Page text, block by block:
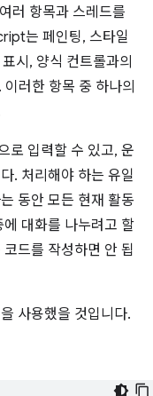
러 항목과 스레드를
는 페인팅, 스타일
시, 양식 컨트롤과의
러한 항목 중 하나의
로 입력할 수 있고, 운
. 처리해야 하는 유일
동안 모든 현재 활동
대화를 나누려고 할
드를 작성하면 안 됩
사용했을 것입니다.